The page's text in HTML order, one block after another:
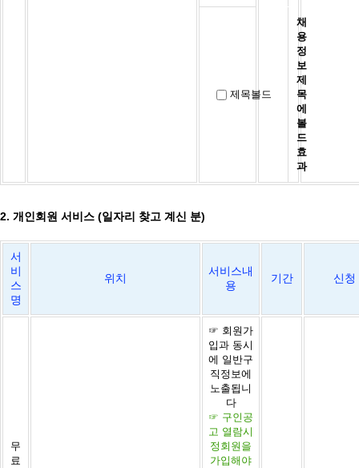
제목볼드
채
용
정
보
제
목
에
볼
드
효
과
2. 개인회원 서비스 (일자리 찾고 계신 분)
서
비
스
명
위치
서비스내
용
기간 신청
무
료
☞ 회원가
입과 동시
에 일반구
직정보에
노출됩니
다
☞ 구인공
고 열람시
정회원을
가입해야